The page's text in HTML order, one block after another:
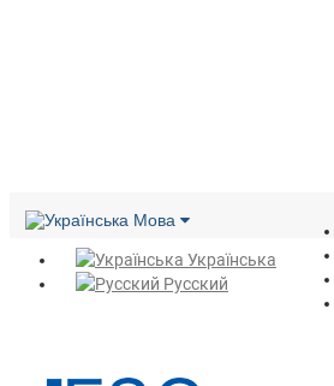
Мова
Українська
Русский